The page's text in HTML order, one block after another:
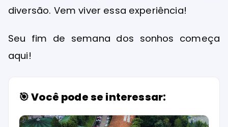
diversão. Vem viver essa experiência!
Seu fim de semana dos sonhos começa
aqui!
🎯 Você pode se interessar: